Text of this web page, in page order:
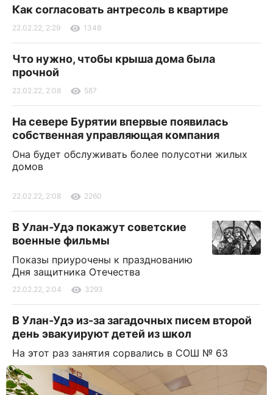
Как согласовать антресоль в квартире
22.02.22, 2:29 1348
Что нужно, чтобы крыша дома была
прочной
22.02.22, 2:08 587
На севере Бурятии впервые появилась
собственная управляющая компания
Она будет обслуживать более полусотни жилых
домов
22.02.22, 2:08 2260
В Улан-Удэ покажут советские
военные фильмы
Показы приурочены к празднованию
Дня защитника Отечества
22.02.22, 2:04 3293
В Улан-Удэ из-за загадочных писем второй
день эвакуируют детей из школ
На этот раз занятия сорвались в СОШ № 63